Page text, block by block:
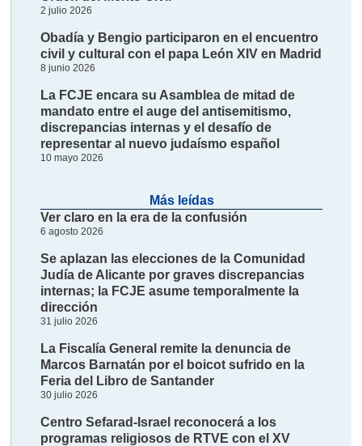
2 julio 2026
Obadía y Bengio participaron en el encuentro
civil y cultural con el papa León XIV en Madrid
8 junio 2026
La FCJE encara su Asamblea de mitad de
mandato entre el auge del antisemitismo,
discrepancias internas y el desafío de
representar al nuevo judaísmo español
10 mayo 2026
Más leídas
Ver claro en la era de la confusión
6 agosto 2026
Se aplazan las elecciones de la Comunidad
Judía de Alicante por graves discrepancias
internas; la FCJE asume temporalmente la
dirección
31 julio 2026
La Fiscalía General remite la denuncia de
Marcos Barnatán por el boicot sufrido en la
Feria del Libro de Santander
30 julio 2026
Centro Sefarad-Israel reconocerá a los
programas religiosos de RTVE con el XV